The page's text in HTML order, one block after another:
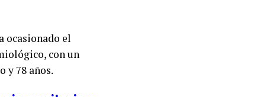
ocasionado el
con un
y 78 años.